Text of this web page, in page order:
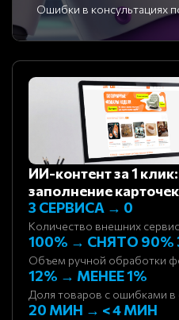
Ошибки в консультациях
ИИ-контент за 1
заполнение карточек
3 СЕРВИСА → 0
Количество внешних
100% → СНЯТО
Объем ручной обработки
12% → МЕНЕЕ 1%
Доля товаров с ошибками в
20 МИН → < 4 МИН